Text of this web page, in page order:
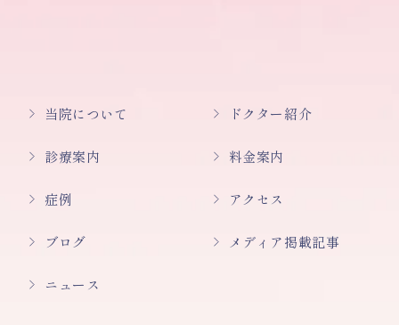
当院について ドクター紹介
診療案内 料金案内
症例 アクセス
ブログ メディア掲載記事
ニュース